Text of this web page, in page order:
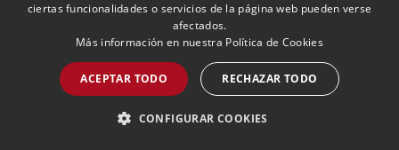
La sucesión en la Empresa
ciertas funcionalidades o servicios de la página web pueden verse
afectados.
Más información en nuestra Política de Cookies
ACEPTAR TODO RECHAZAR TODO
CONFIGURAR COOKIES